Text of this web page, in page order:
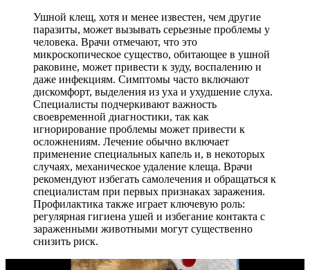
Ушной клещ, хотя и менее известен, чем другие
паразиты, может вызывать серьезные проблемы у
человека. Врачи отмечают, что это
микроскопическое существо, обитающее в ушной
раковине, может привести к зуду, воспалению и
даже инфекциям. Симптомы часто включают
дискомфорт, выделения из уха и ухудшение слуха.
Специалисты подчеркивают важность
своевременной диагностики, так как
игнорирование проблемы может привести к
осложнениям. Лечение обычно включает
применение специальных капель и, в некоторых
случаях, механическое удаление клеща. Врачи
рекомендуют избегать самолечения и обращаться к
специалистам при первых признаках заражения.
Профилактика также играет ключевую роль:
регулярная гигиена ушей и избегание контакта с
зараженными животными могут существенно
снизить риск.